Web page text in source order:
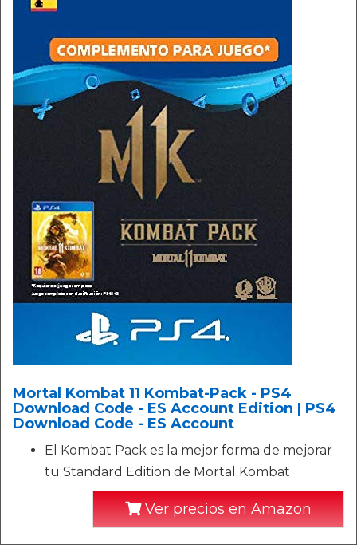
Mortal Kombat 11 Kombat-Pack - PS4
Download Code - ES Account Edition | PS4
Download Code - ES Account
El Kombat Pack es la mejor forma de mejorar
tu Standard Edition de Mortal Kombat
Ver precios en Amazon